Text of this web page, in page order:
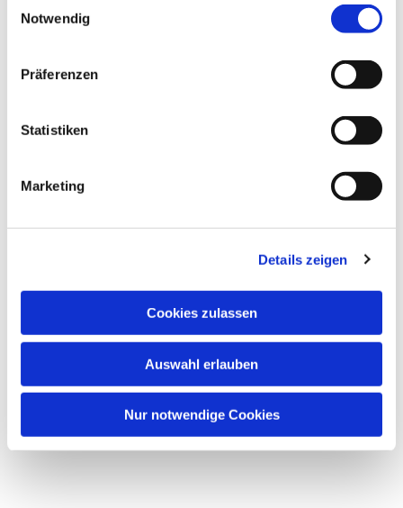
Notwendig
Präferenzen
Statistiken
Marketing
Details zeigen
Cookies zulassen
Auswahl erlauben
Nur notwendige Cookies